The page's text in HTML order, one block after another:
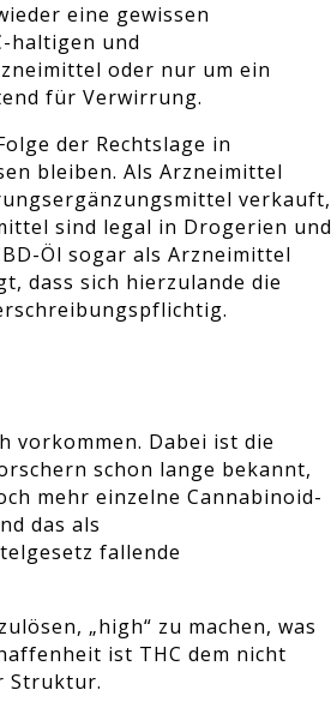
eine gewissen
haltigen und
oder nur um ein
für Verwirrung.
der Rechtslage in
bleiben. Als Arzneimittel
verkauft,
sind legal in Drogerien und
Öl sogar als Arzneimittel
dass sich hierzulande die
vorkommen. Dabei ist die
schon lange bekannt,
mehr einzelne Cannabinoid-
das als
fallende
„high“ zu machen, was
ist THC dem nicht
Struktur.